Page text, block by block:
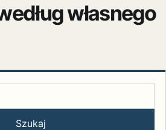
własnego
Szukaj